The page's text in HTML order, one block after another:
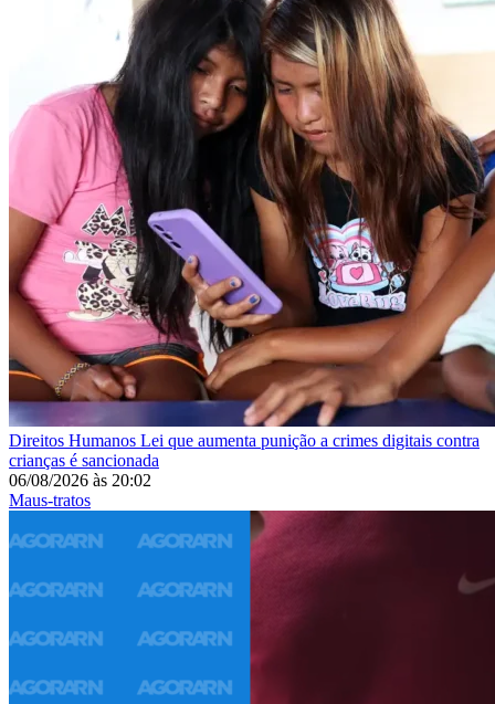
Direitos Humanos Lei que aumenta punição a crimes digitais contra
crianças é sancionada
06/08/2026 às 20:02
Maus-tratos